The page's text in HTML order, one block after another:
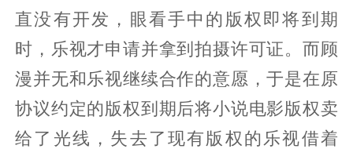
直没有开发，眼看手中的版权即将到期
时，乐视才申请并拿到拍摄许可证。而顾
漫并无和乐视继续合作的意愿，于是在原
协议约定的版权到期后将小说电影版权卖
给了光线，失去了现有版权的乐视借着